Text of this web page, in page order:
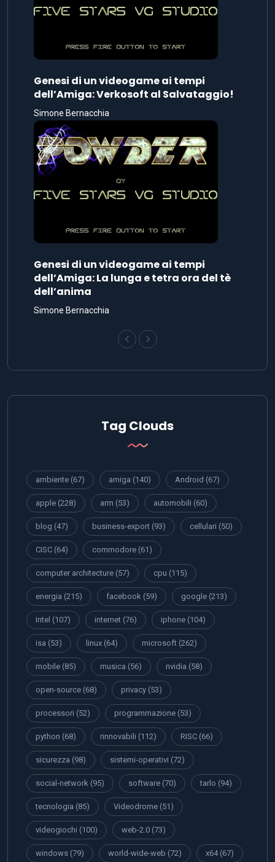
Genesi di un videogame ai tempi
dell’Amiga: Verkosoft al Salvataggio!
Simone Bernacchia
Genesi di un videogame ai tempi
dell’Amiga: La lunga e tetra ora del tè
dell’anima
Simone Bernacchia
Tag Clouds
ambiente (67) amiga (140) Android (67)
apple (228) arm (53) automobili (60)
blog (47) business-export (93) cellulari (50)
CISC (64) commodore (61)
computer architecture (57) cpu (115)
energia (215) facebook (59) google (213)
Intel (107) internet (76) iphone (104)
isa (53) linux (64) microsoft (262)
mobile (85) musica (56) nvidia (58)
open-source (68) privacy (53)
processori (52) programmazione (53)
python (68) rinnovabili (112) RISC (66)
sicurezza (98) sistemi-operativi (72)
social-network (95) software (70) tarlo (94)
tecnologia (85) Videodrome (51)
videogiochi (100) web-2.0 (73)
windows (79) world-wide-web (72) x64(67)